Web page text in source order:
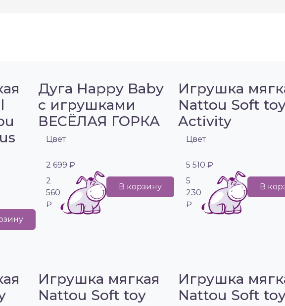
Дуга Happy Baby
с игрушками
ВЕСЁЛАЯ ГОРКА
Цвет
2 699 ₽
2
560
₽
В корзину
Игрушка
Nattou Soft
Activity
Цвет
5 510 ₽
5
230
₽
В
Игрушка мягкая
Nattou Soft toy
Игрушка
Nattou Soft